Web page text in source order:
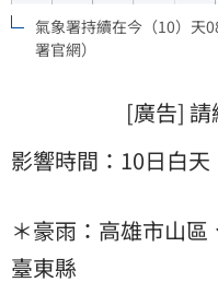
氣象署持續在今（10）天
署官網）
[廣告]
影響時間：10日白天
＊豪雨：高雄市山區
臺東縣